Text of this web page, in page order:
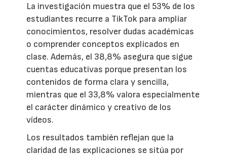
La investigación muestra que el 53% de los
estudiantes recurre a TikTok para ampliar
conocimientos, resolver dudas académicas
o comprender conceptos explicados en
clase. Además, el 38,8% asegura que sigue
cuentas educativas porque presentan los
contenidos de forma clara y sencilla,
mientras que el 33,8% valora especialmente
el carácter dinámico y creativo de los
vídeos.
Los resultados también reflejan que la
claridad de las explicaciones se sitúa por